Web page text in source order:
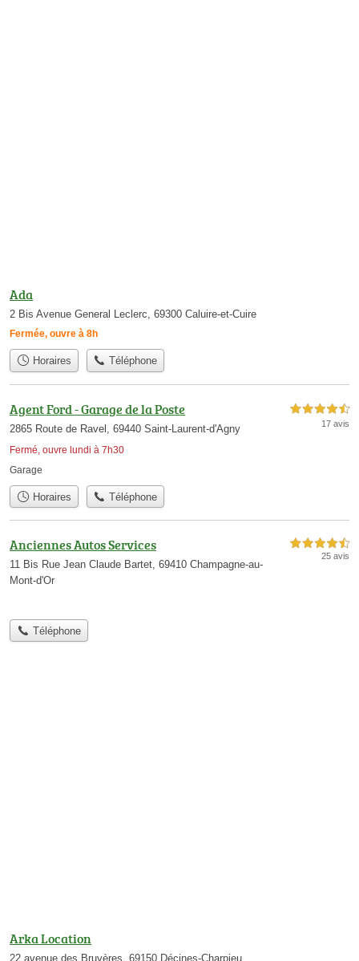
Ada
2 Bis Avenue General Leclerc, 69300 Caluire-et-Cuire
Fermée, ouvre à 8h
Horaires Téléphone
Agent Ford - Garage de la Poste
2865 Route de Ravel, 69440 Saint-Laurent-d'Agny
Fermé, ouvre lundi à 7h30
4,5 étoiles sur 5
17 avis
Garage
Horaires Téléphone
Anciennes Autos Services
11 Bis Rue Jean Claude Bartet, 69410 Champagne-au-
Mont-d'Or
4,5 étoiles sur 5
25 avis
Téléphone
Arka Location
22 avenue des Bruyères, 69150 Décines-Charpieu